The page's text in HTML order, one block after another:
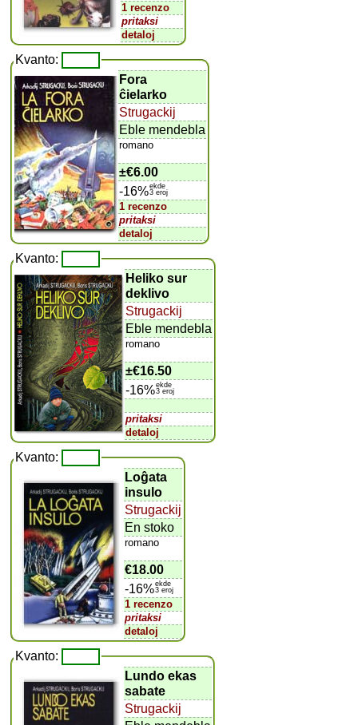
1 recenzo
pritaksi
detaloj
Kvanto:
Fora
ĉielarko
Strugackij
Eble mendebla
romano
±€6.00
-16%ekde
3 eroj
1 recenzo
pritaksi
detaloj
Kvanto:
Heliko sur
deklivo
Strugackij
Eble mendebla
romano
±€16.50
-16%ekde
3 eroj
pritaksi
detaloj
Kvanto:
Loĝata
insulo
Strugackij
En stoko
romano
€18.00
-16%ekde
3 eroj
1 recenzo
pritaksi
detaloj
Kvanto:
Lundo ekas
sabate
Strugackij